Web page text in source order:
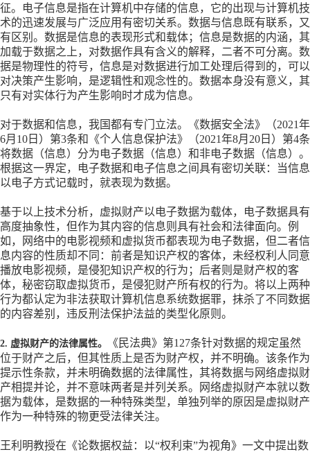
征。电子信息是指在计算机中存储的信息，它的出现与计算机技
术的迅速发展与广泛应用有密切关系。数据与信息既有联系，又
有区别。数据是信息的表现形式和载体；信息是数据的内涵，其
加载于数据之上，对数据作具有含义的解释，二者不可分离。数
据是物理性的符号，信息是对数据进行加工处理后得到的，可以
对决策产生影响，是逻辑性和观念性的。数据本身没有意义，其
只有对实体行为产生影响时才成为信息。
对于数据和信息，我国都有专门立法。《数据安全法》（2021年
6月10日）第3条和《个人信息保护法》（2021年8月20日）第4条
将数据（信息）分为电子数据（信息）和非电子数据（信息）。
根据这一界定，电子数据和电子信息之间具有密切关联：当信息
以电子方式记载时，就表现为数据。
基于以上技术分析，虚拟财产以电子数据为载体，电子数据具有
高度抽象性，但作为其内容的信息则具有社会和法律面向。例
如，网络中的电影视频和虚拟货币都表现为电子数据，但二者信
息内容的性质却不同：前者是知识产权的客体，未经权利人同意
播放电影视频，是侵犯知识产权的行为；后者则是财产权的客
体，秘密窃取虚拟货币，是侵犯财产所有权的行为。将以上两种
行为都认定为非法获取计算机信息系统数据罪，抹杀了不同数据
的内容差别，违反刑法保护法益的类型化原则。
2. 虚拟财产的法律属性。 《民法典》第127条针对数据的规定虽然
位于财产之后，但其性质上是否为财产权，并不明确。该条作为
提示性条款，并未明确数据的法律属性，其将数据与网络虚拟财
产相提并论，并不意味两者是并列关系。网络虚拟财产本就以数
据为载体，是数据的一种特殊类型，单独列举的原因是虚拟财产
作为一种特殊的物更受法律关注。
王利明教授在《论数据权益：以“权利束”为视角》一文中提出数